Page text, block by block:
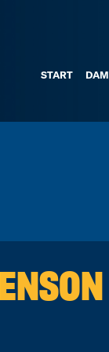
START DAM